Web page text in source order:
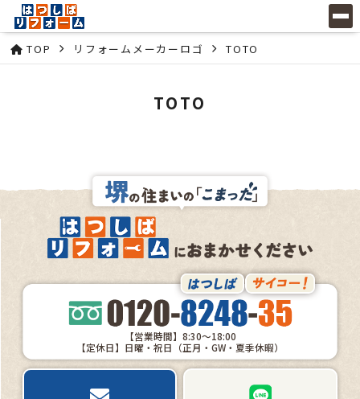
TOP リフォームメーカーロゴ TOTO
TOTO
【営業時間】8:30～18:00
【定休日】日曜・祝日（正月・GW・夏季休暇）